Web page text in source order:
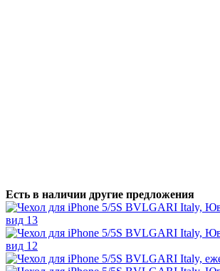
Есть в наличии другие предложения